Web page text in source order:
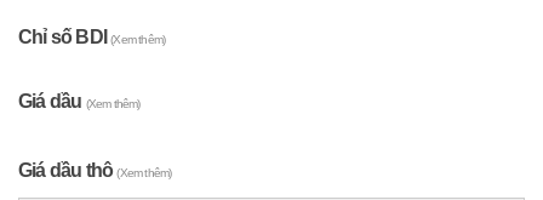
Chỉ số BDI(Xem thêm)
Giá dầu (Xem thêm)
Giá dầu thô(Xem thêm)